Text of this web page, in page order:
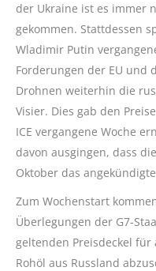
der Ukraine ist es immer
gekommen. Stattdessen
Wladimir Putin
Forderungen der EU und
Drohnen weiterhin die
Visier. Dies gab den
ICE vergangene Woche
davon ausgingen, dass
Oktober das
Zum Wochenstart
Überlegungen der G7-
geltenden Preisdeckel für
Rohöl aus Russland